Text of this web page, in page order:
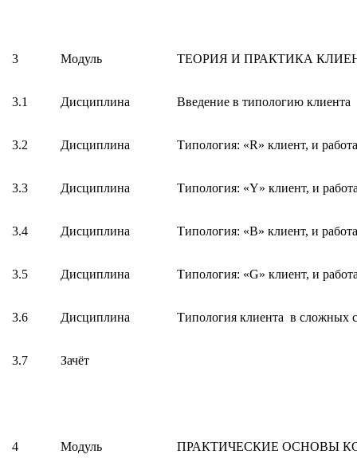
3 Модуль ТЕОРИЯ И ПРАКТИКА
3.1 Дисциплина Введение в типологию клиента
3.2 Дисциплина Типология: «R» клиент, и
3.3 Дисциплина Типология: «Y» клиент, и
3.4 Дисциплина Типология: «B» клиент, и
3.5 Дисциплина Типология: «G» клиент, и
3.6 Дисциплина Типология клиента в сложных
3.7 Зачёт
4 Модуль ПРАКТИЧЕСКИЕ ОСНОВЫ